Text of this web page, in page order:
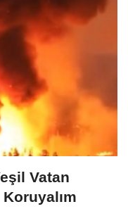
Vatan
Koruyalım